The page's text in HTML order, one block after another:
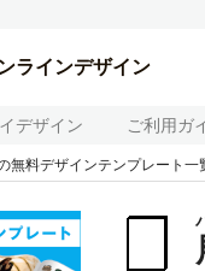
ラインデザイン
デザイン ご利用ガ
無料デザインテンプレート一